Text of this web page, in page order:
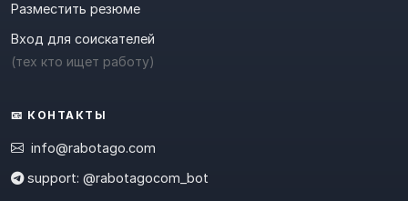
Разместить резюме
Вход для соискателей
(тех кто ищет работу)
📧 КОНТАКТЫ
info@rabotago.com
support: @rabotagocom_bot